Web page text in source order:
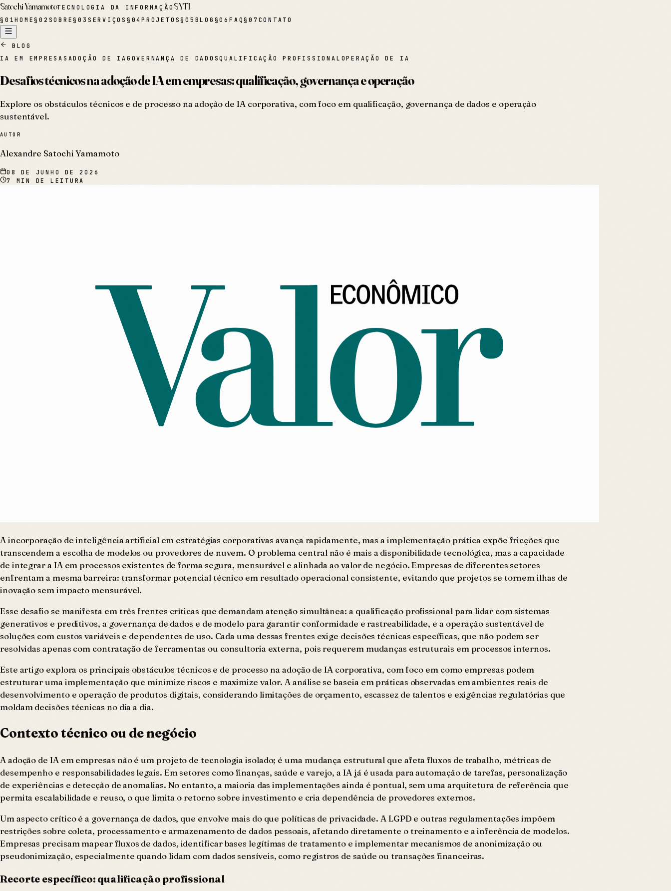
Satochi YamamotoTECNOLOGIA DA INFORMAÇÃO SYTI
§ 01HOME§02 SOBRE§03 SERVIÇOS § 04PROJETOS§05 BLOG §06 FAQ§07 CONTATO
BLOG
IA EM EMPRESAS ADOÇÃO DE IA GOVERNANÇA DE DADOSQUALIFICAÇÃO PROFISSIONAL OPERAÇÃO DE IA
Desafios técnicos na adoção de IA em empresas: qualificação, governança e operação
Explore os obstáculos técnicos e de processo na adoção de IA corporativa, com foco em qualificação, governança de dados e operação
sustentável.
AUTOR
Alexandre Satochi Yamamoto
08 DE JUNHO DE 2026
7
MIN DE LEITURA
A incorporação de inteligência artificial em estratégias corporativas avança rapidamente, mas a implementação prática expõe fricções que
transcendem a escolha de modelos ou provedores de nuvem. O problema central não é mais a disponibilidade tecnológica, mas a capacidade
de integrar a IA em processos existentes de forma segura, mensurável e alinhada ao valor de negócio. Empresas de diferentes setores
enfrentam a mesma barreira: transformar potencial técnico em resultado operacional consistente, evitando que projetos se tornem ilhas de
inovação sem impacto mensurável.
Esse desafio se manifesta em três frentes críticas que demandam atenção simultânea: a qualificação profissional para lidar com sistemas
generativos e preditivos, a governança de dados e de modelo para garantir conformidade e rastreabilidade, e a operação sustentável de
soluções com custos variáveis e dependentes de uso. Cada uma dessas frentes exige decisões técnicas específicas, que não podem ser
resolvidas apenas com contratação de ferramentas ou consultoria externa, pois requerem mudanças estruturais em processos internos.
Este artigo explora os principais obstáculos técnicos e de processo na adoção de IA corporativa, com foco em como empresas podem
estruturar uma implementação que minimize riscos e maximize valor. A análise se baseia em práticas observadas em ambientes reais de
desenvolvimento e operação de produtos digitais, considerando limitações de orçamento, escassez de talentos e exigências regulatórias que
moldam decisões técnicas no dia a dia.
Contexto técnico ou de negócio
A adoção de IA em empresas não é um projeto de tecnologia isolado; é uma mudança estrutural que afeta fluxos de trabalho, métricas de
desempenho e responsabilidades legais. Em setores como finanças, saúde e varejo, a IA já é usada para automação de tarefas, personalização
de experiências e detecção de anomalias. No entanto, a maioria das implementações ainda é pontual, sem uma arquitetura de referência que
permita escalabilidade e reuso, o que limita o retorno sobre investimento e cria dependência de provedores externos.
Um aspecto crítico é a governança de dados, que envolve mais do que políticas de privacidade. A LGPD e outras regulamentações impõem
restrições sobre coleta, processamento e armazenamento de dados pessoais, afetando diretamente o treinamento e a inferência de modelos.
Empresas precisam mapear fluxos de dados, identificar bases legítimas de tratamento e implementar mecanismos de anonimização ou
pseudonimização, especialmente quando lidam com dados sensíveis, como registros de saúde ou transações financeiras.
Recorte específico: qualificação profissional